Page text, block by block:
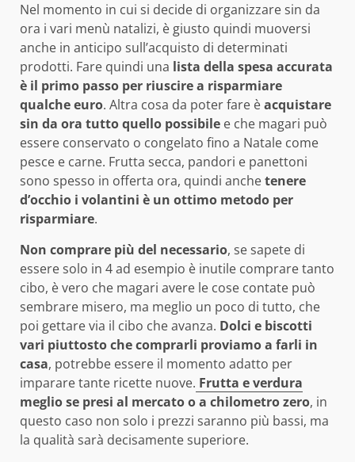
Nel momento in cui si decide di organizzare sin da
ora i vari menù natalizi, è giusto quindi muoversi
anche in anticipo sull’acquisto di determinati
prodotti. Fare quindi una lista della spesa accurata
è il primo passo per riuscire a risparmiare
qualche euro. Altra cosa da poter fare èacquistare
sin da ora tutto quello possibile e che magari può
essere conservato o congelato fino a Natale come
pesce e carne. Frutta secca, pandori e panettoni
sono spesso in offerta ora, quindi anchetenere
d’occhio i volantini è un ottimo metodo per
risparmiare.
Non comprare più del necessario, se sapete di
essere solo in 4 ad esempio è inutile comprare tanto
cibo, è vero che magari avere le cose contate può
sembrare misero, ma meglio un poco di tutto, che
poi gettare via il cibo che avanza. Dolci e biscotti
vari piuttosto che comprarli proviamo a farli in
casa, potrebbe essere il momento adatto per
imparare tante ricette nuove. Frutta e verdura
meglio se presi al mercato o a chilometro zero, in
questo caso non solo i prezzi saranno più bassi, ma
la qualità sarà decisamente superiore.